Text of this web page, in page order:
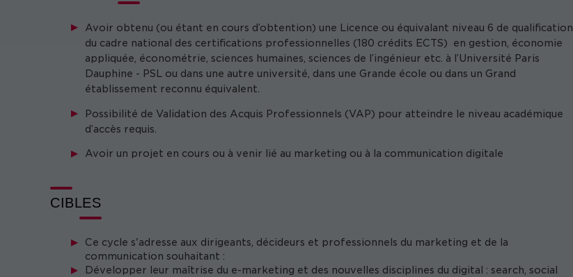
Avoir obtenu (ou étant en cours d’obtention) une Licence ou équivalant niveau 6 de qualification
du cadre national des certifications professionnelles (180 crédits ECTS) en gestion, économie
appliquée, économétrie, sciences humaines, sciences de l’ingénieur etc. à l’Université Paris
Dauphine - PSL ou dans une autre université, dans une Grande école ou dans un Grand
établissement reconnu équivalent.
Possibilité de Validation des Acquis Professionnels (VAP) pour atteindre le niveau académique
d’accès requis.
Avoir un projet en cours ou à venir lié au marketing ou à la communication digitale
CIBLES
Ce cycle s'adresse aux dirigeants, décideurs et professionnels du marketing et de la
communication souhaitant :
Développer leur maîtrise du e-marketing et des nouvelles disciplines du digital : search, social